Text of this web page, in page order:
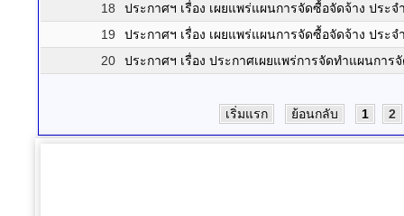
18
ประกาศฯ เรื่อง เผยแพร่แผนการจัดซื้อจัดจ้าง ปร
19
ประกาศฯ เรื่อง เผยแพร่แผนการจัดซื้อจัดจ้าง ปร
20
ประกาศฯ เรื่อง ประกาศเผยแพร่การจัดทำแผนก
เริ่มแรก ย้อนกลับ 1 2